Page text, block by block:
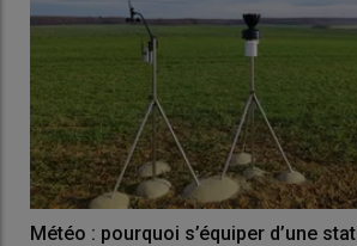
Météo : pourquoi s’équiper d’une